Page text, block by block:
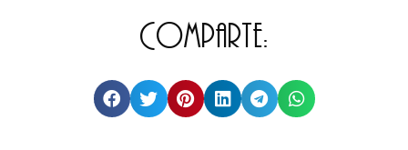
Comparte: